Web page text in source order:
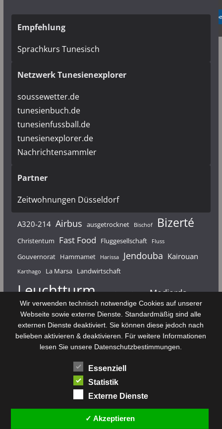
✓ Erlauben
Empfehlung
Sprachkurs Tunesisch
Netzwerk Tunesienexplorer
soussewetter.de
tunesienbuch.de
tunesienfussball.de
tunesienexplorer.de
Nachrichtensammler
Partner
Zeitwohnungen Düsseldorf
A320-214 Airbus ausgetrocknet Bischof Bizerté
Christentum Fast Food Fluggesellschaft Fluss
Gouvernorat Hammamet Harissa Jendouba Kairouan
Karthago La Marsa Landwirtschaft
Leuchtturm Mahdia Majerda Medjerda
Monastir Médenine Nabeul Nouvelair Punier
Rundfunk Römer Salzsee Sebkha
Sfax Sidi Bou Said Souk El Arba Sousse
Stadt Tabarka Telekommunikation
Zaghouan
Wir verwenden technisch notwendige Cookies auf unserer
Webseite sowie externe Dienste. Standardmäßig sind alle
externen Dienste deaktiviert. Sie können diese jedoch nach
belieben aktivieren & deaktivieren. Für weitere Informationen
lesen Sie unsere Datenschutzbestimmungen.
Essenziell
Statistik
Externe Dienste
✓ Akzeptieren